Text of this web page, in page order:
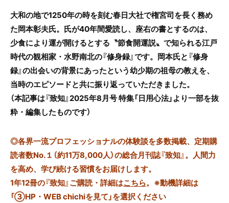
大和の地で1250年の時を刻む春日大社で権宮司を長く務め
た岡本彰夫氏。氏が40年間愛読し、座右の書とするのは、
少食により運が開けるとする〝節食開運説〟で知られる江戸
時代の観相家・水野南北の『修身録』です。岡本氏と『修身
録』の出会いの背景にあったという幼少期の祖母の教えを、
当時のエピソードと共に振り返っていただきました。
（本記事は『致知』2025年8月号 特集「日用心法」より一部を抜
粋・編集したものです）
◎各界一流プロフェッショナルの体験談を多数掲載、定期購
読者数No.１（約11万8,000人）の総合月刊誌『致知』。人間力
を高め、学び続ける習慣をお届けします。
1年12冊の『致知』ご購読・詳細はこちら。 ※動機詳細は
「③HP・WEB chichiを見て」を選択ください